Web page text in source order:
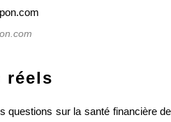
réels
questions sur la santé financière